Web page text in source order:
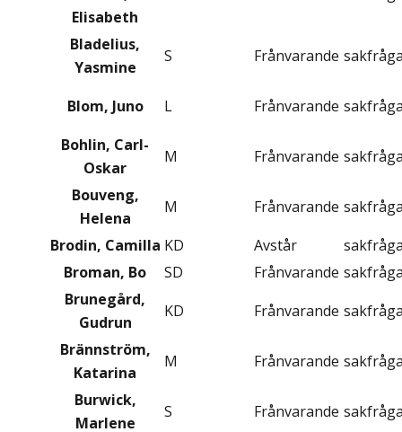
Elisabeth
Bladelius,
Yasmine
S Frånvarande
Blom, Juno L Frånvarande
Bohlin, Carl-
Oskar
M Frånvarande
Bouveng,
Helena
M Frånvarande
Brodin, Camilla KD Avstår
Broman, Bo
SD Frånvarande
Brunegård,
Gudrun
KD Frånvarande
Brännström,
Katarina
M Frånvarande
Burwick,
Marlene
S Frånvarande